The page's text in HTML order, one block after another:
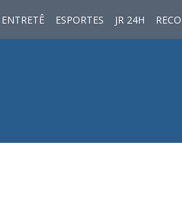
ENTRETÊ ESPORTES JR 24H